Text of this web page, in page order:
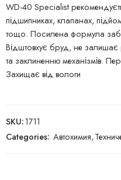
WD-40 Specialist
підшипниках, клапанах,
тощо. Посилена формула
Відштовхує бруд, не
та заклиненню механізмів.
Захищає від вологи
SKU:1711
Categories: Автохимия,